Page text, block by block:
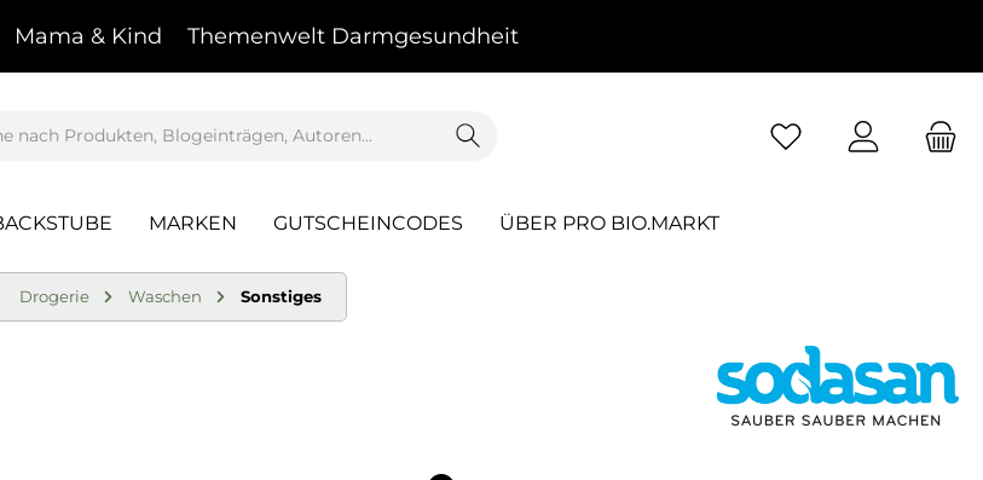
Mama & Kind Themenwelt Darmgesundheit
MARKEN GUTSCHEINCODES ÜBER PRO BIO.MARKT
Drogerie Waschen Sonstiges